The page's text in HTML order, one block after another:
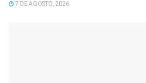
7 DE AGOSTO, 2026